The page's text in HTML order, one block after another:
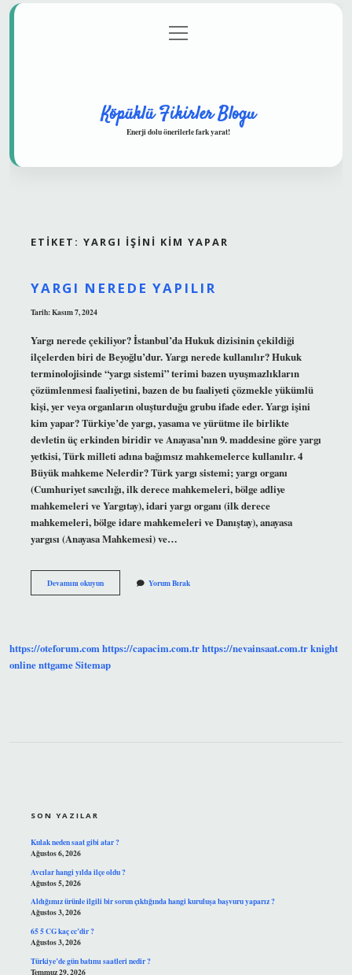
Gizlilik Politikası
menüyü
aç
Köpüklü Fikirler Blogu
Enerji dolu önerilerle fark yarat!
ETIKET: YARGI IŞINI KIM YAPAR
YARGI NEREDE YAPILIR
Tarih: Kasım 7, 2024
Yargı nerede çekiliyor? İstanbul’da Hukuk dizisinin çekildiği
ilçelerden biri de Beyoğlu’dur. Yargı nerede kullanılır? Hukuk
terminolojisinde “yargı sistemi” terimi bazen uyuşmazlıkların
çözümlenmesi faaliyetini, bazen de bu faaliyeti çözmekle yükümlü
kişi, yer veya organların oluşturduğu grubu ifade eder. Yargı işini
kim yapar? Türkiye’de yargı, yasama ve yürütme ile birlikte
devletin üç erkinden biridir ve Anayasa’nın 9. maddesine göre yargı
yetkisi, Türk milleti adına bağımsız mahkemelerce kullanılır. 4
Büyük mahkeme Nelerdir? Türk yargı sistemi; yargı organı
(Cumhuriyet savcılığı, ilk derece mahkemeleri, bölge adliye
mahkemeleri ve Yargıtay), idari yargı organı (ilk derece
mahkemeleri, bölge idare mahkemeleri ve Danıştay), anayasa
yargısı (Anayasa Mahkemesi) ve…
Devamını okuyunYargı
Nerede
Yorum Bırak
https://oteforum.comhttps://capacim.com.trhttps://nevainsaat.com.trknight
onlinenttgameSitemap
SON YAZILAR
Kulak neden saat gibi atar ?
Ağustos 6, 2026
Avcılar hangi yılda ilçe oldu ?
Ağustos 5, 2026
Aldığımız ürünle ilgili bir sorun çıktığında hangi kuruluşa başvuru yaparız ?
Ağustos 3, 2026
65 5 CG kaç cc’dir ?
Ağustos 3, 2026
Türkiye’de gün batımı saatleri nedir ?
Temmuz 29, 2026